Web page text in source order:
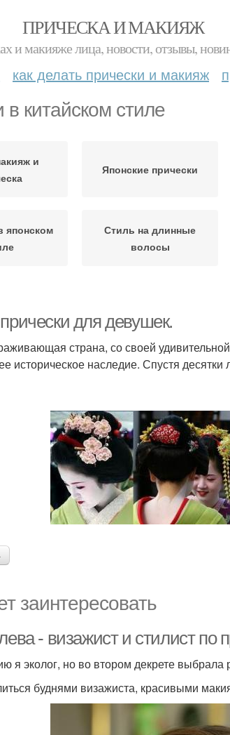
ПРИЧЕСКА И МАКИЯЖ
и макияже лица, новости, отзывы,
как делать прически и макияж
в китайском стиле
и
Японские прически
японском
Стиль на длинные
волосы
для девушек.
страна, со своей
историческое наследие. Спустя
заинтересовать
- визажист и стилист по
я эколог, но во втором декрете
буднями визажиста, красивыми